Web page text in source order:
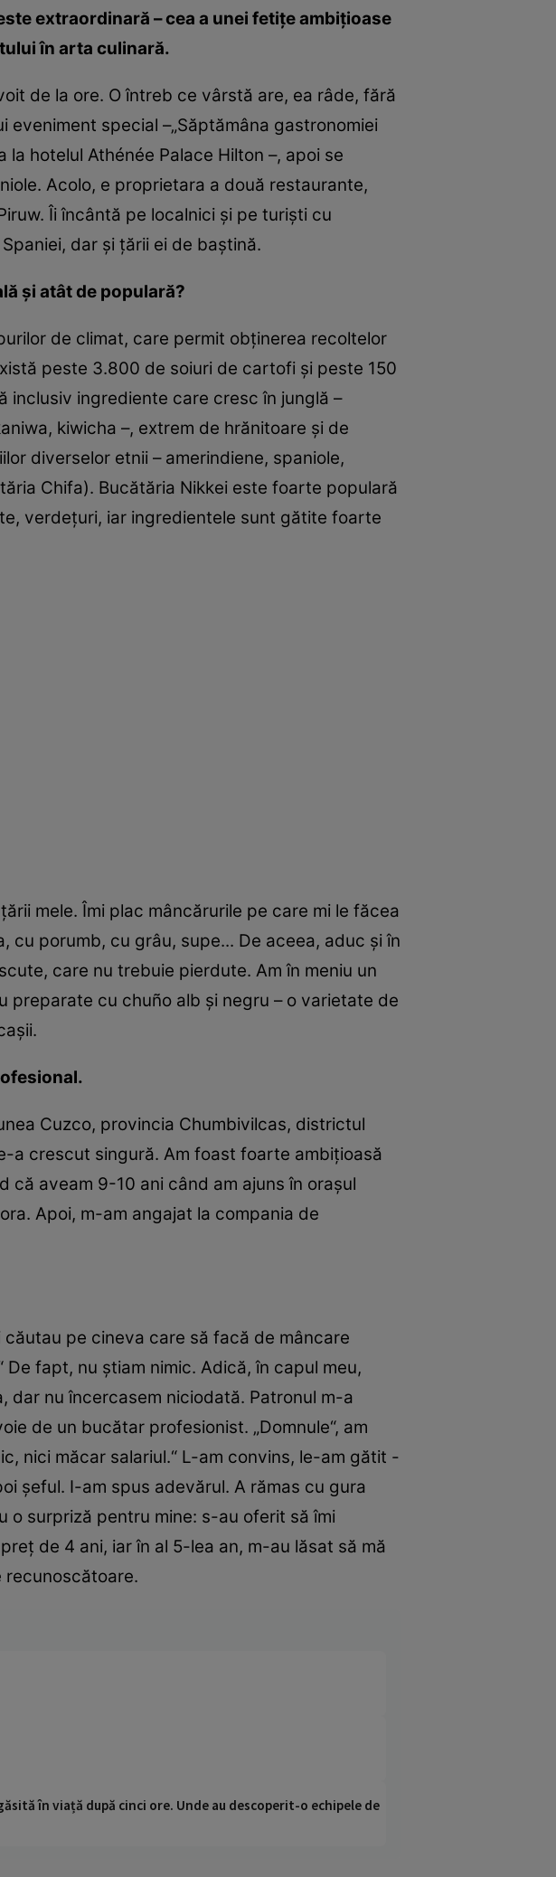
extraordinară – cea a unei fetiţe ambiţioase
în arta culinară.
de la ore. O întreb ce vârstă are, ea râde, fără
special –„Săptămâna gastronomiei
la hotelul Athénée Palace Hilton –, apoi se
Acolo, e proprietara a două restaurante,
Îi încântă pe localnici şi pe turişti cu
dar şi ţării ei de baştină.
şi atât de populară?
de climat, care permit obţinerea recoltelor
peste 3.800 de soiuri de cartofi şi peste 150
inclusiv ingrediente care cresc în junglă –
kiwicha –, extrem de hrănitoare şi de
diverselor etnii – amerindiene, spaniole,
Chifa). Bucătăria Nikkei este foarte populară
verdeţuri, iar ingredientele sunt gătite foarte
mele. Îmi plac mâncărurile pe care mi le făcea
cu porumb, cu grâu, supe... De aceea, aduc şi în
care nu trebuie pierdute. Am în meniu un
preparate cu chuño alb şi negru – o varietate de
Cuzco, provincia Chumbivilcas, districtul
a crescut singură. Am foast foarte ambiţioasă
că aveam 9-10 ani când am ajuns în oraşul
Apoi, m-am angajat la compania de
pe cineva care să facă de mâncare
fapt, nu ştiam nimic. Adică, în capul meu,
dar nu încercasem niciodată. Patronul m-a
de un bucătar profesionist. „Domnule“, am
nici măcar salariul.“ L-am convins, le-am gătit -
şeful. I-am spus adevărul. A rămas cu gura
o surpriză pentru mine: s-au oferit să îmi
de 4 ani, iar în al 5-lea an, m-au lăsat să mă
recunoscătoare.
în viață după cinci ore. Unde au descoperit-o echipele de